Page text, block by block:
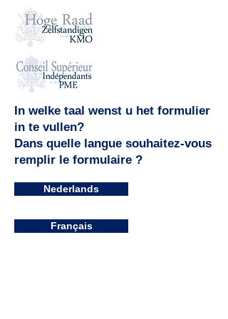
In welke taal wenst u het formulier
in te vullen?
Dans quelle langue souhaitez-vous
remplir le formulaire ?
Nederlands
Français